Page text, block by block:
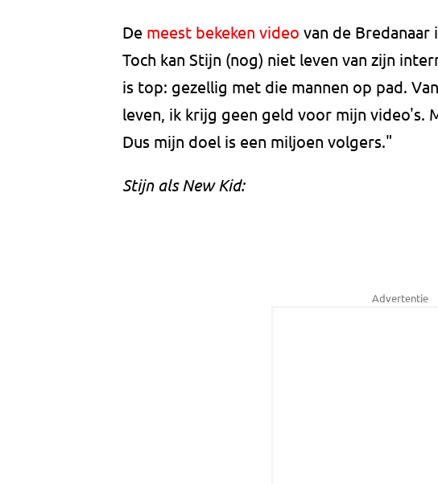
De meest bekeken video van de Bredanaar
Toch kan Stijn (nog) niet leven van zijn
is top: gezellig met die mannen op pad.
leven, ik krijg geen geld voor mijn video's.
Dus mijn doel is een miljoen volgers."
Stijn als New Kid:
Advertentie